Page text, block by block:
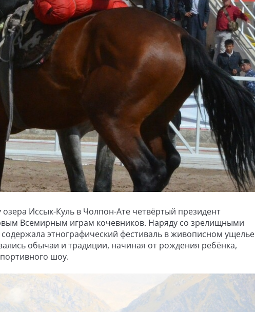
Иссык-Куль в Чолпон-Ате четвёртый президент
Всемирным играм кочевников. Наряду со зрелищными
этнографический фестиваль в живописном ущелье
обычаи и традиции, начиная от рождения ребёнка,
шоу.